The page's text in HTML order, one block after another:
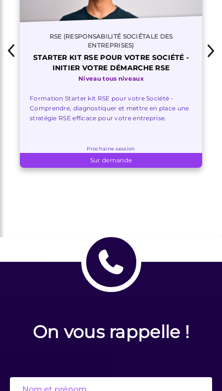
RSE (RESPONSABILITÉ SOCIÉTALE DES
ENTREPRISES)
STARTER KIT RSE POUR VOTRE SOCIÉTÉ -
INITIER VOTRE DÉMARCHE RSE
Niveau tous niveaux
Formation Starter kit RSE pour votre Société -
Comprendre, diagnostiquer et mettre en place une
stratégie RSE efficace pour votre entreprise.
Prochaine session
Sur demande
On vous rappelle !